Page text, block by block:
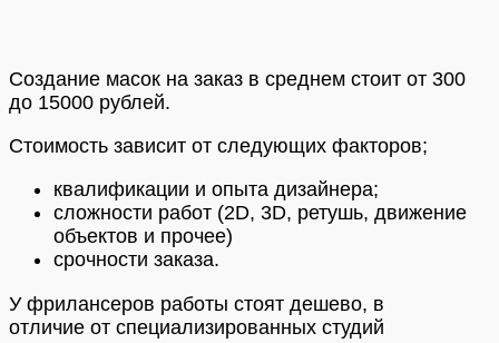
Создание масок на заказ в среднем стоит от 300
до 15000 рублей.
Стоимость зависит от следующих факторов;
квалификации и опыта дизайнера;
сложности работ (2D, 3D, ретушь, движение
объектов и прочее)
срочности заказа.
У фрилансеров работы стоят дешево, в
отличие от специализированных студий